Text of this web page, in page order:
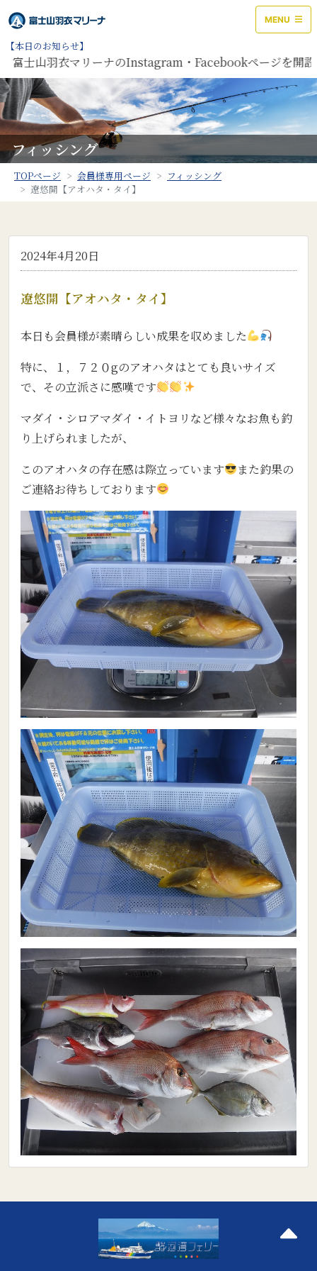
MENU
【本日のお知らせ】
羽衣マリーナのInstagram・Facebookページを開設しまし
フィッシング
TOPページ 会員様専用ページ
フィッシング
遼悠開【アオハタ・タイ】
2024年4月20日
遼悠開【アオハタ・タイ】
本日も会員様が素晴らしい成果を収めました
特に、１，７２０gのアオハタはとても良いサイズ
で、その立派さに感嘆です
マダイ・シロアマダイ・イトヨリなど様々なお魚も釣
り上げられましたが、
このアオハタの存在感は際立っています
また釣果の
ご連絡お待ちしております